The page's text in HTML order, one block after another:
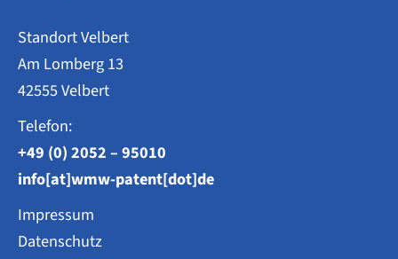
Standort Velbert
Am Lomberg 13
42555 Velbert
Telefon:
+49 (0) 2052 – 95010
info[at]wmw-patent[dot]de
Impressum
Datenschutz